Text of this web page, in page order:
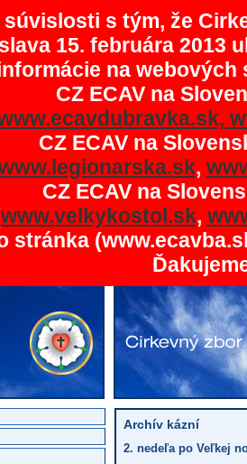
súvislosti s tým, že
15. februára 2013
na
CZ ECAV na
CZ ECAV na
,
CZ ECAV na
www.velkykostol.sk,
stránka
Archív kázní
2. nedeľa po Veľkej